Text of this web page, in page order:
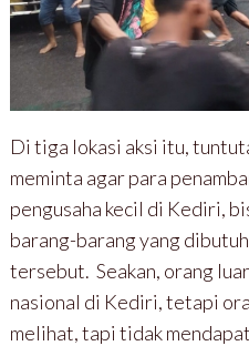
Di tiga lokasi aksi itu,
meminta agar para
pengusaha kecil di Kediri,
barang-barang yang
tersebut. Seakan, orang
nasional di Kediri, tetapi
melihat, tapi tidak